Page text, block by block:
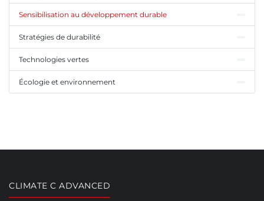
Sensibilisation au développement durable
Stratégies de durabilité
Technologies vertes
Écologie et environnement
CLIMATE C ADVANCED